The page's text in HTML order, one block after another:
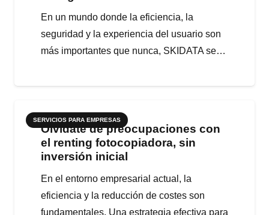
En un mundo donde la eficiencia, la
seguridad y la experiencia del usuario son
más importantes que nunca, SKIDATA se…
SERVICIOS PARA EMPRESAS
Olvídate de preocupaciones con
el renting fotocopiadora, sin
inversión inicial
En el entorno empresarial actual, la
eficiencia y la reducción de costes son
fundamentales. Una estrategia efectiva para